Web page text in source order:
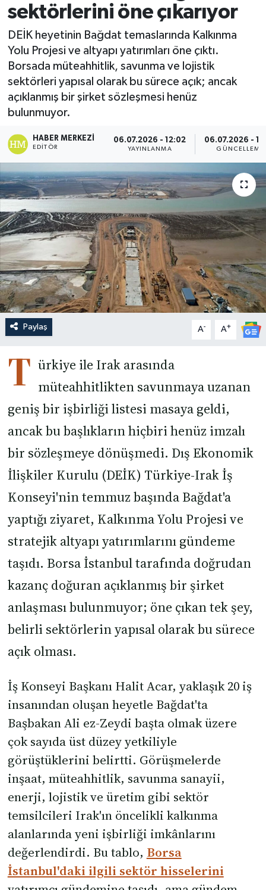
sektörlerini öne çıkarıyor
DEİK heyetinin Bağdat temaslarında Kalkınma
Yolu Projesi ve altyapı yatırımları öne çıktı.
Borsada müteahhitlik, savunma ve lojistik
sektörleri yapısal olarak bu sürece açık; ancak
açıklanmış bir şirket sözleşmesi henüz
bulunmuyor.
HABER MERKEZI
EDITÖR
06.07.2026 - 12:02
YAYINLANMA
06.07.2026 -
GÜNCELLEME
Paylaş A- A+
T ürkiye ile Irak arasında
müteahhitlikten savunmaya uzanan
geniş bir işbirliği listesi masaya geldi,
ancak bu başlıkların hiçbiri henüz imzalı
bir sözleşmeye dönüşmedi. Dış Ekonomik
İlişkiler Kurulu (DEİK) Türkiye-Irak İş
Konseyi'nin temmuz başında Bağdat'a
yaptığı ziyaret, Kalkınma Yolu Projesi ve
stratejik altyapı yatırımlarını gündeme
taşıdı. Borsa İstanbul tarafında doğrudan
kazanç doğuran açıklanmış bir şirket
anlaşması bulunmuyor; öne çıkan tek şey,
belirli sektörlerin yapısal olarak bu sürece
açık olması.
İş Konseyi Başkanı Halit Acar, yaklaşık 20 iş
insanından oluşan heyetle Bağdat'ta
Başbakan Ali ez-Zeydi başta olmak üzere
çok sayıda üst düzey yetkiliyle
görüştüklerini belirtti. Görüşmelerde
inşaat, müteahhitlik, savunma sanayii,
enerji, lojistik ve üretim gibi sektör
temsilcileri Irak'ın öncelikli kalkınma
alanlarında yeni işbirliği imkânlarını
değerlendirdi. Bu tablo, Borsa
İstanbul'daki ilgili sektör hisselerini